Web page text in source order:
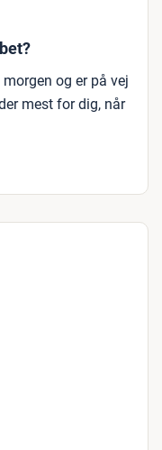
og er på vej
mest for dig, når